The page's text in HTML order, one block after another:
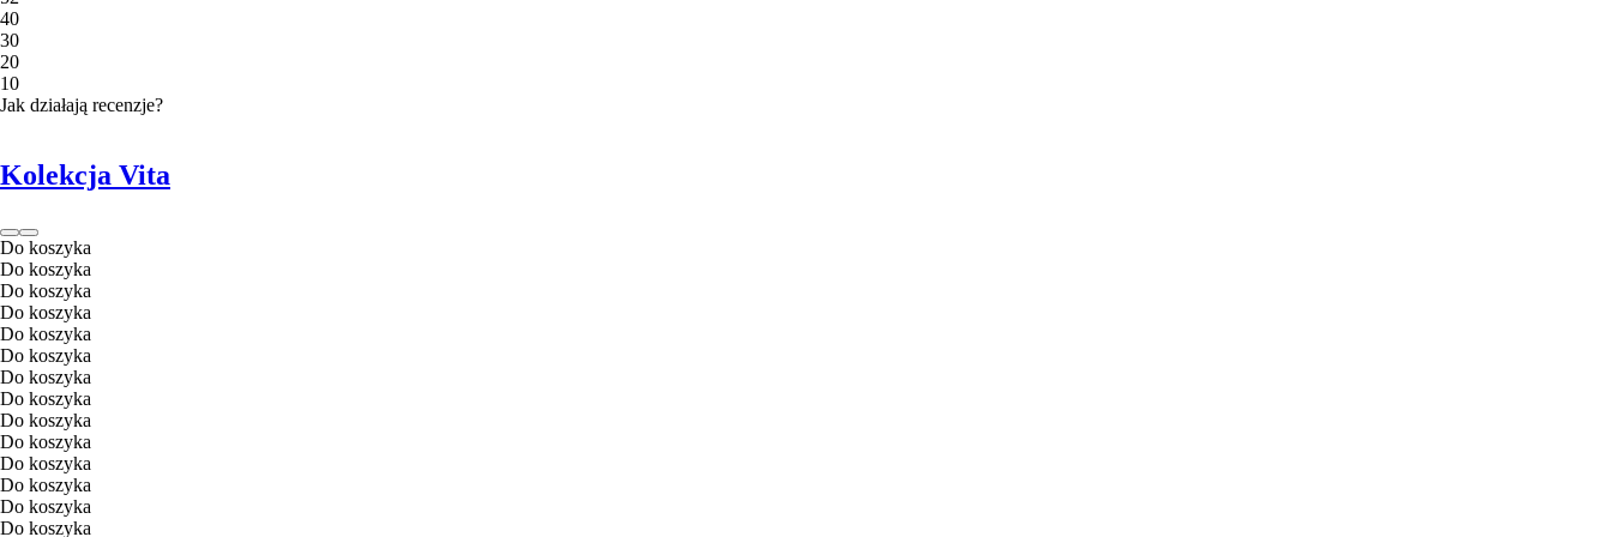
40
30
20
10
Jak działają recenzje?
Kolekcja Vita
Do koszyka
Do koszyka
Do koszyka
Do koszyka
Do koszyka
Do koszyka
Do koszyka
Do koszyka
Do koszyka
Do koszyka
Do koszyka
Do koszyka
Do koszyka
Do koszyka